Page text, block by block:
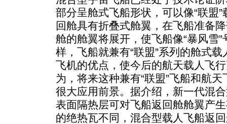
部分呈舱式飞船形状，可以像“联盟
回舱具有折叠式舱翼，在飞船准备
舱的舱翼将展开，使飞船像“暴风雪
样，飞船就兼有“联盟”系列的舱式载
飞机的优点，使今后的航天载人飞
为，将来这种兼有“联盟”飞船和航
很大应用前景。据介绍，新一代混
表面隔热层可对飞船返回舱舱翼产
的绝热瓦不同，混合型载人飞船返